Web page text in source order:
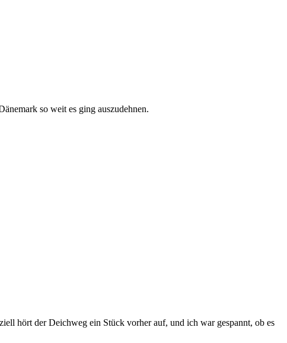
so weit es ging auszudehnen.
hört der Deichweg ein Stück vorher auf, und ich war gespannt, ob es